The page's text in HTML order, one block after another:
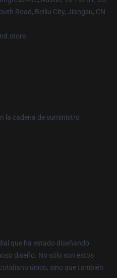
Road, Beiliu City, Jiangsu, CN
la cadena de suministro
que ha estado diseñando
diseño. No sólo son estos
único, sino que también